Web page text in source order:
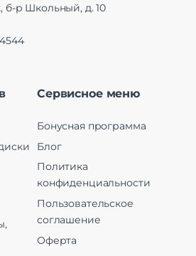
б-р Школьный, д. 10
Сервисное меню
Бонусная программа
Блог
Политика
конфиденциальности
Пользовательское
соглашение
Оферта